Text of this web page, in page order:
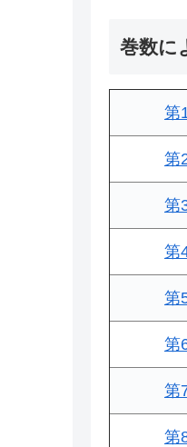
巻数に
第
第
第
第
第
第
第
第